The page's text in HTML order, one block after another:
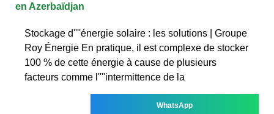
en Azerbaïdjan
Stockage d''''énergie solaire : les solutions | Groupe
Roy Énergie En pratique, il est complexe de stocker
100 % de cette énergie à cause de plusieurs
facteurs comme l''''intermittence de la
WhatsApp